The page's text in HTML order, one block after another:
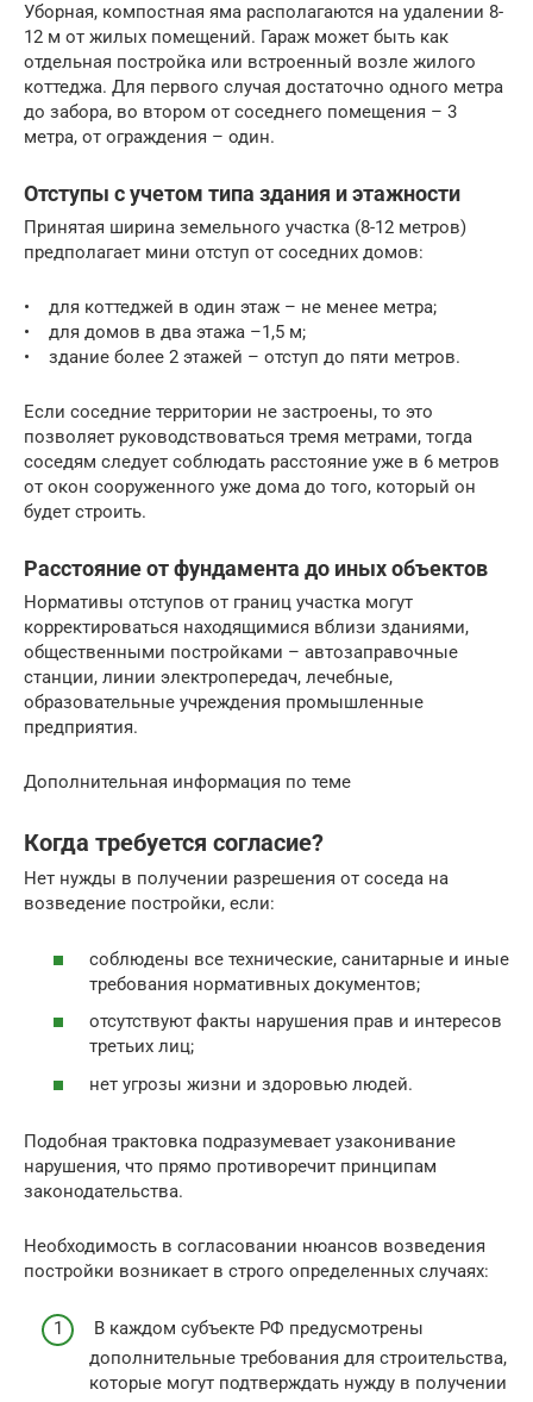
Уборная, компостная яма располагаются на удалении 8-
12 м от жилых помещений. Гараж может быть как
отдельная постройка или встроенный возле жилого
коттеджа. Для первого случая достаточно одного метра
до забора, во втором от соседнего помещения – 3
метра, от ограждения – один.
Отступы с учетом типа здания и этажности
Принятая ширина земельного участка (8-12 метров)
предполагает мини отступ от соседних домов:
• для коттеджей в один этаж – не менее метра;
• для домов в два этажа –1,5 м;
• здание более 2 этажей – отступ до пяти метров.
Если соседние территории не застроены, то это
позволяет руководствоваться тремя метрами, тогда
соседям следует соблюдать расстояние уже в 6 метров
от окон сооруженного уже дома до того, который он
будет строить.
Расстояние от фундамента до иных объектов
Нормативы отступов от границ участка могут
корректироваться находящимися вблизи зданиями,
общественными постройками – автозаправочные
станции, линии электропередач, лечебные,
образовательные учреждения промышленные
предприятия.
Дополнительная информация по теме
Когда требуется согласие?
Нет нужды в получении разрешения от соседа на
возведение постройки, если:
соблюдены все технические, санитарные и иные
требования нормативных документов;
отсутствуют факты нарушения прав и интересов
третьих лиц;
нет угрозы жизни и здоровью людей.
Подобная трактовка подразумевает узаконивание
нарушения, что прямо противоречит принципам
законодательства.
Необходимость в согласовании нюансов возведения
постройки возникает в строго определенных случаях:
В каждом субъекте РФ предусмотрены
дополнительные требования для строительства,
которые могут подтверждать нужду в получении